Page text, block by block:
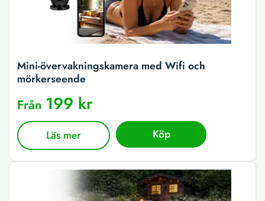
Mini-övervakningskamera med Wifi och
mörkerseende
Från 199 kr
Läs mer Köp